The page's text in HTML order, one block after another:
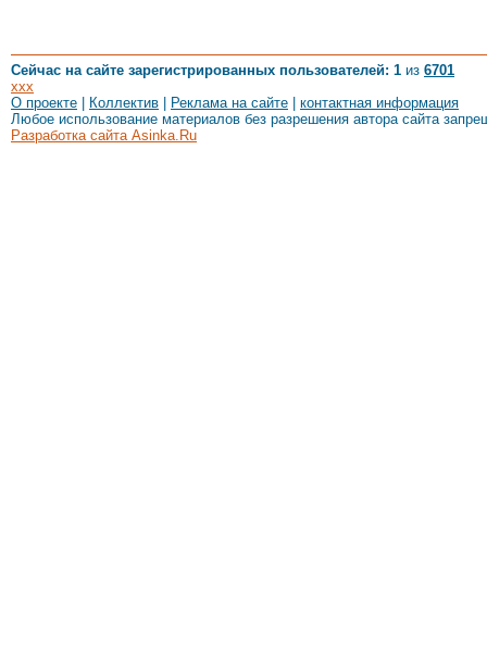
Сейчас на сайте зарегистрированных пользователей: 1 из 6701
xxx
О проекте
Коллектив Реклама на сайте
контактная информация
Любое использование материалов без разрешения автора сайта
Разработка сайта Asinka.Ru